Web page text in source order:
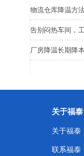
物流仓库降温方
告别闷热车间，
厂房降温长期降
关于福泰
关于福泰
联系福泰